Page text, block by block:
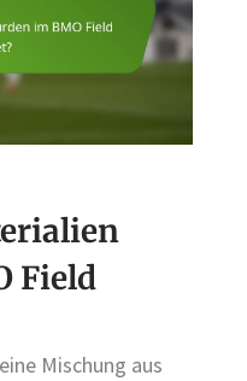
Field
Mischung aus